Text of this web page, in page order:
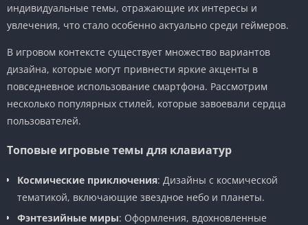
индивидуальные темы, отражающие их интересы и
увлечения, что стало особенно актуально среди геймеров.
В игровом контексте существует множество вариантов
дизайна, которые могут привнести яркие акценты в
повседневное использование смартфона. Рассмотрим
несколько популярных стилей, которые завоевали сердца
пользователей.
Топовые игровые темы для клавиатур
Космические приключения: Дизайны с космической
тематикой, включающие звездное небо и планеты.
Фэнтезийные миры: Оформления, вдохновленные